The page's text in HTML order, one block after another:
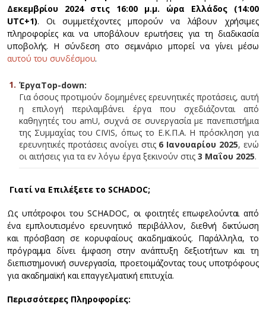
Δεκεμβρίου 2024 στις 16:00 μ.μ. ώρα Ελλάδος (14:00
UTC+1). Οι συμμετέχοντες μπορούν να λάβουν χρήσιμες
πληροφορίες και να υποβάλουν ερωτήσεις για τη διαδικασία
υποβολής. Η σύνδεση στο σεμινάριο μπορεί να γίνει μέσω
αυτού του συνδέσμου.
ΈργαTop-down:
Για όσους προτιμούν δομημένες ερευνητικές προτάσεις, αυτή
η επιλογή περιλαμβάνει έργα που σχεδιάζονται από
καθηγητές του amU, συχνά σε συνεργασία με πανεπιστήμια
της Συμμαχίας του CIVIS, όπως το Ε.Κ.Π.Α. Η πρόσκληση για
ερευνητικές προτάσεις ανοίγει στις 6 Ιανουαρίου 2025, ενώ
οι αιτήσεις για τα εν λόγω έργα ξεκινούν στις 3 Μαΐου 2025.
Γιατί να Επιλέξετε το SCHADOC;
Ως υπότροφοι του SCHADOC, οι φοιτητές επωφελούνται από
ένα εμπλουτισμένο ερευνητικό περιβάλλον, διεθνή δικτύωση
και πρόσβαση σε κορυφαίους ακαδημαϊκούς. Παράλληλα, το
πρόγραμμα δίνει έμφαση στην ανάπτυξη δεξιοτήτων και τη
διεπιστημονική συνεργασία, προετοιμάζοντας τους υποτρόφους
για ακαδημαϊκή και επαγγελματική επιτυχία.
Περισσότερες Πληροφορίες: